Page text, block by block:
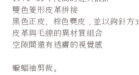
雙色菱形皮革拼接
黑色正皮、棕色麂皮，並以鉤針方
皮革與毛線的異材質組合
空隙間還有透膚的視覺感
蝙蝠袖剪裁。